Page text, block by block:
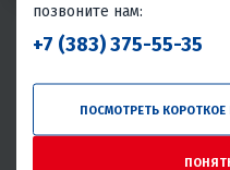
Имя: *
Фамилия: *
позвоните нам:
+7 (383) 375-55-35
ПОСМОТРЕТЬ